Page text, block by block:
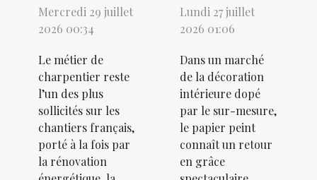
Mercredi 29 juillet
2026 00:34
Le métier de
charpentier reste
l’un des plus
sollicités sur les
chantiers français,
porté à la fois par
la rénovation
Lundi 27 juillet
2026 01:06
Dans un marché
de la décoration
intérieure dopé
par le sur-mesure,
le papier peint
connaît un retour
en grâce